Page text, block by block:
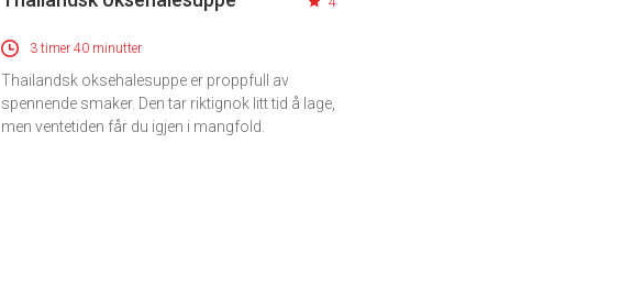
3 timer 40 minutter
Thailandsk oksehalesuppe er proppfull av
spennende smaker. Den tar riktignok litt tid å lage,
men ventetiden får du igjen i mangfold.